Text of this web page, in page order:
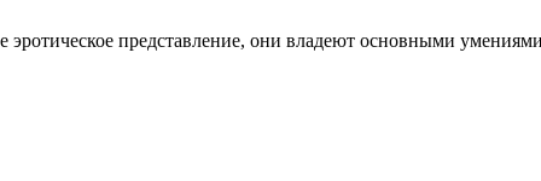
представление, они владеют основными